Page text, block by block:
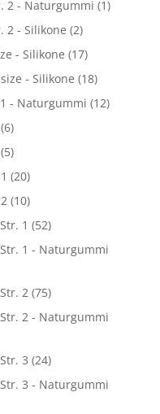
2 - Naturgummi (1)
2 - Silikone (2)
- Silikone (17)
- Silikone (18)
1 - Naturgummi (12)
(6)
(5)
(20)
(10)
1 (52)
1 - Naturgummi
2 (75)
2 - Naturgummi
3 (24)
3 - Naturgummi